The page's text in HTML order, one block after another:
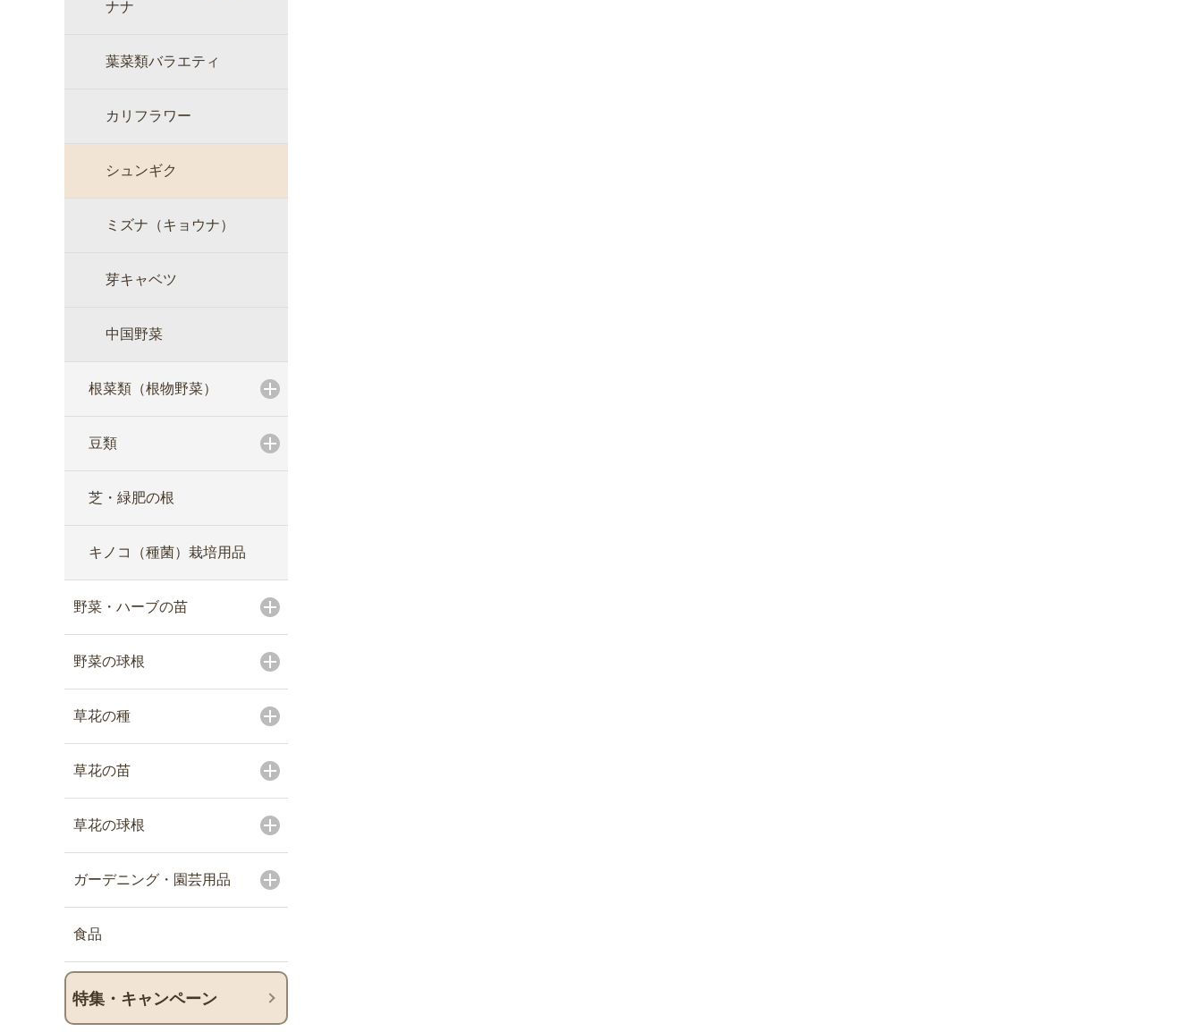
ナナ
葉菜類バラエティ
カリフラワー
シュンギク
ミズナ（キョウナ）
芽キャベツ
中国野菜
根菜類（根物野菜）
豆類
芝・緑肥の根
キノコ（種菌）栽培用品
野菜・ハーブの苗
野菜の球根
草花の種
草花の苗
草花の球根
ガーデニング・園芸用品
食品
特集・キャンペーン